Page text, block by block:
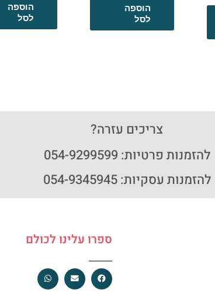
הוספה
לסל
הוספה
לסל
צריכים עזרה?
להזמנות פרטיות: 054-9299599
להזמנות עסקיות: 054-9345945
ספרו עלינו לכולם